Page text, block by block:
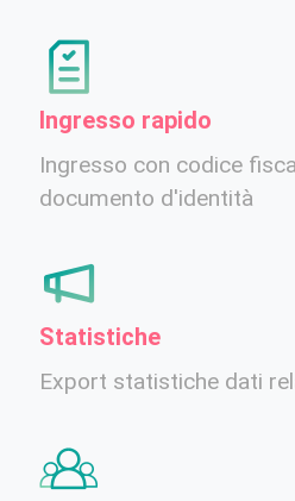
Ingresso rapido
Ingresso con codice
documento d'identità
Statistiche
Export statistiche dati